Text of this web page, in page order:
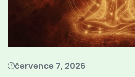
července 7, 2026